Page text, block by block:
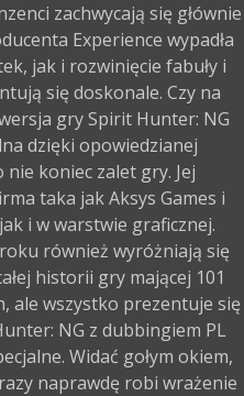
zachwycają się głównie
Experience wypadła
jak i rozwinięcie fabuły i
się doskonale. Czy na
gry Spirit Hunter: NG
dzięki opowiedzianej
koniec zalet gry. Jej
taka jak Aksys Games i
i w warstwie graficznej.
również wyróżniają się
historii gry mającej 101
ale wszystko prezentuje się
NG z dubbingiem PL
Widać gołym okiem,
naprawdę robi wrażenie